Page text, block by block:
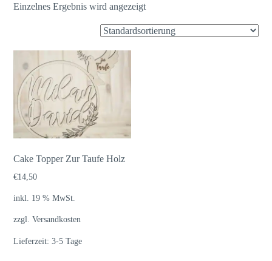
Einzelnes Ergebnis wird angezeigt
Cake Topper Zur Taufe Holz
€14,50
inkl. 19 % MwSt.
zzgl.Versandkosten
Lieferzeit:3-5 Tage